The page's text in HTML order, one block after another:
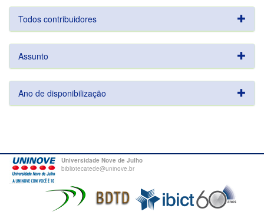
Todos contribuidores
Assunto
Ano de disponibilização
Universidade Nove de Julho
bibliotecatede@uninove.br